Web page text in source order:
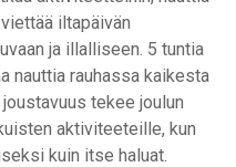
iltapäivän
ja illalliseen. 5 tuntia
nauttia rauhassa kaikesta
tekee joulun
aktiviteeteille, kun
kuin itse haluat.